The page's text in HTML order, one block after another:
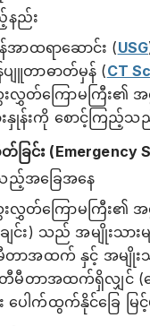
နည်း
အာထရာဆောင်း (USG
ျူတာဓာတ်မှန် (CT
လွှတ်ကြောမကြီး၏ အ
နှုန်းကို စောင့်ကြည့်သ
ခြင်း (Emergency
ည့်အခြေအနေ
လွှတ်ကြောမကြီး၏
ျင်း) သည် အမျိုးသားမ
ာအထက် နှင့် အမျိုးသ
မီတာအထက်ရှိလျှင် (
ပေါက်ထွက်နိုင်ခြေ မြင့်